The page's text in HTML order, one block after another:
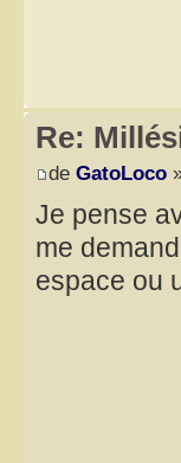
Re:
de GatoLoco
Je pense
me
espace ou